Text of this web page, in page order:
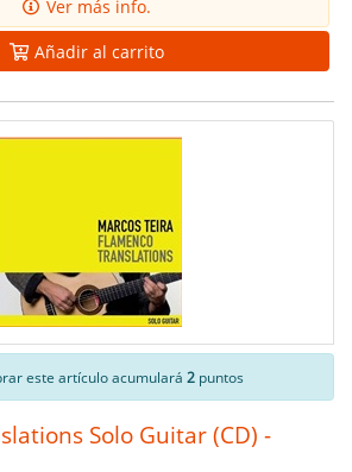
Ver más info.
Añadir al carrito
este artículo acumulará 2puntos
Solo Guitar (CD) -